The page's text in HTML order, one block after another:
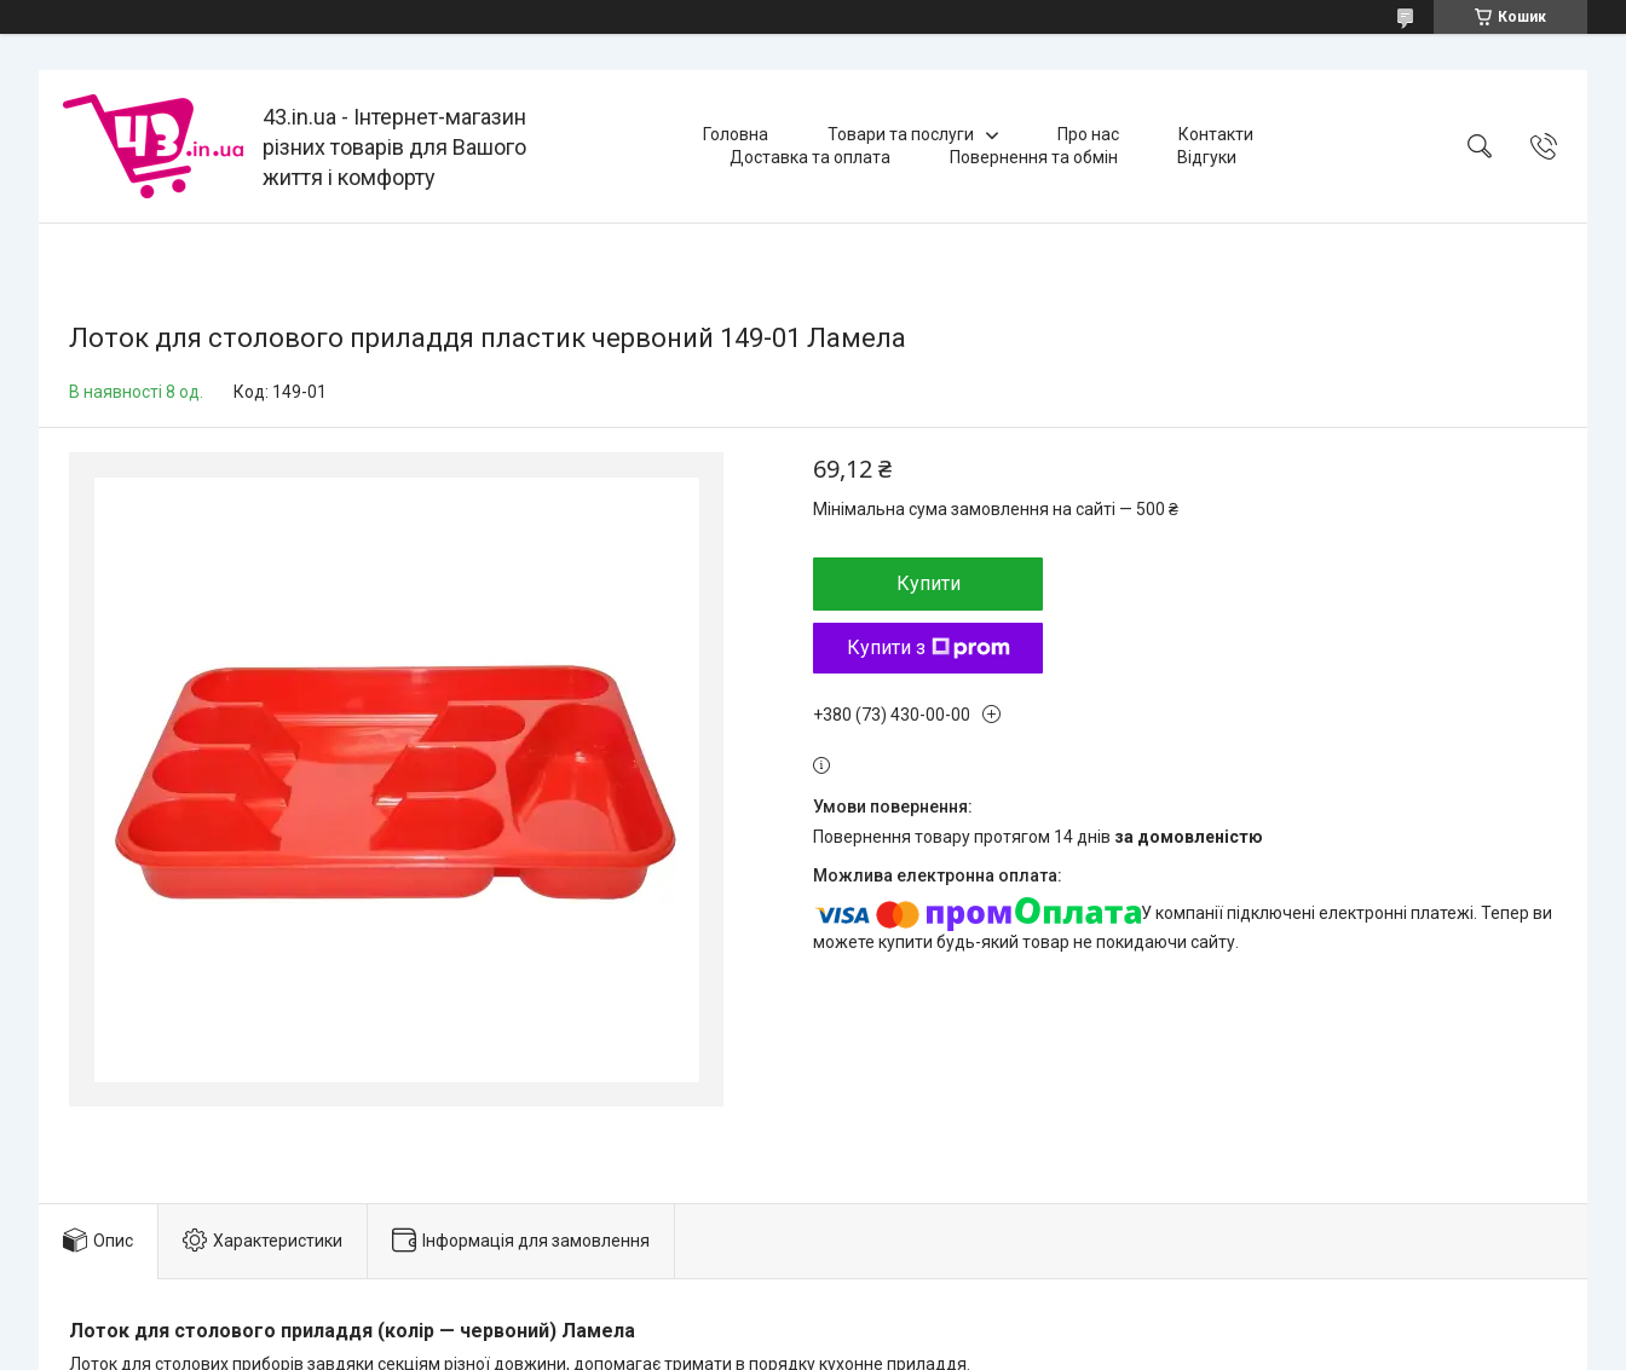
Кошик
43.in.ua - Інтернет-магазин
різних товарів для Вашого
життя і комфорту
Головна Товари та послуги Про нас
Контакти
Доставка та оплата
Повернення та обмін Відгуки
Лоток для столового приладдя пластик червоний 149-01 Ламела
В наявності 8 од. Код: 149-01
69,12 ₴
Мінімальна сума замовлення на сайті — 500 ₴
Купити
Купити з
+380 (73) 430-00-00
повернення товару протягом 14 днів за домовленістю
У компанії підключені електронні платежі. Тепер ви
можете купити будь-який товар не покидаючи сайту.
Опис Характеристики Інформація для замовлення
Лоток для столового приладдя (колір — червоний) Ламела
Лоток для столових приборів завдяки секціям різної довжини, допомагає тримати в порядку кухонне приладдя.